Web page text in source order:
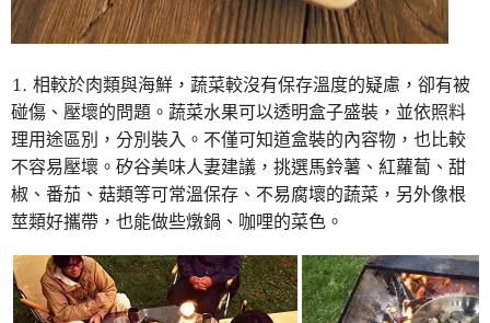
相較於肉類與海鮮，蔬菜較沒有保存溫度的疑慮，卻有被
碰傷、壓壞的問題。蔬菜水果可以透明盒子盛裝，並依照料
理用途區別，分別裝入。不僅可知道盒裝的內容物，也比較
不容易壓壞。矽谷美味人妻建議，挑選馬鈴薯、紅蘿蔔、甜
椒、番茄、菇類等可常溫保存、不易腐壞的蔬菜，另外像根
莖類好攜帶，也能做些燉鍋、咖哩的菜色。